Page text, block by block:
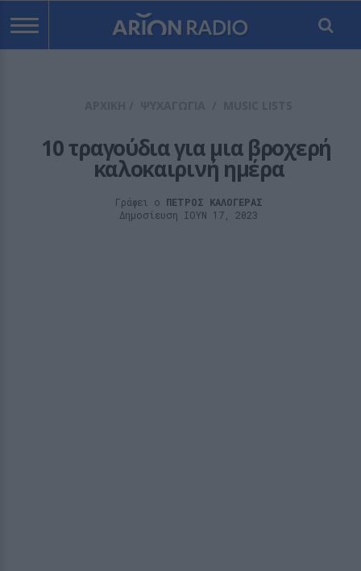
10 τραγούδια για μια βροχερή
καλοκαιρινή ημέρα
Γράφει ο ΠΕΤΡΟΣ ΚΑΛΟΓΕΡΑΣ
Δημοσίευση ΙΟΥΝ 17, 2023